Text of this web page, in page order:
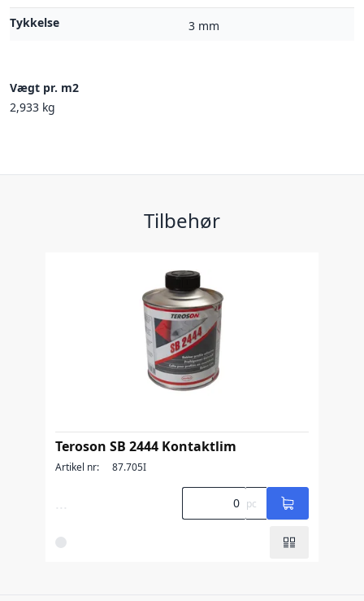
Tykkelse
3 mm
Vægt pr. m2
2,933 kg
Tilbehør
Teroson SB 2444 Kontaktlim
Artikel nr: 87.705I
... pc